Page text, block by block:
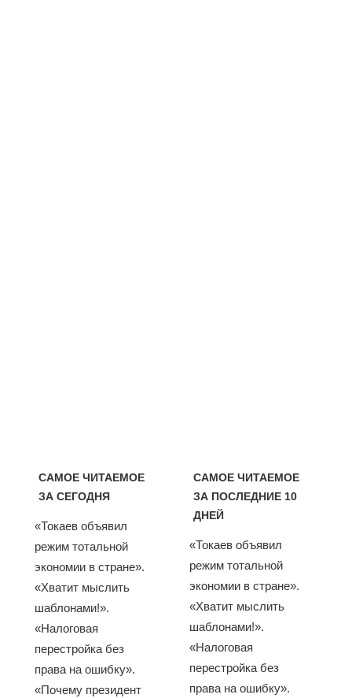
САМОЕ ЧИТАЕМОЕ
ЗА СЕГОДНЯ
«Токаев объявил
режим тотальной
экономии в стране».
«Хватит мыслить
шаблонами!».
«Налоговая
перестройка без
права на ошибку».
«Почему президент
САМОЕ ЧИТАЕМОЕ
ЗА ПОСЛЕДНИЕ 10
ДНЕЙ
«Токаев объявил
режим тотальной
экономии в стране».
«Хватит мыслить
шаблонами!».
«Налоговая
перестройка без
права на ошибку».